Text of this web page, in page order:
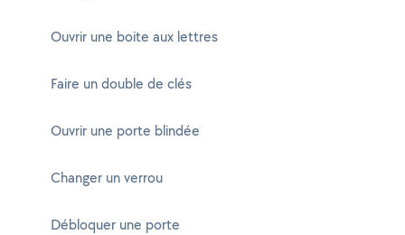
Ouvrir une boite aux lettres
Faire un double de clés
Ouvrir une porte blindée
Changer un verrou
Débloquer une porte